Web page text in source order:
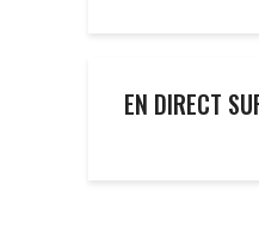
EN DIRECT